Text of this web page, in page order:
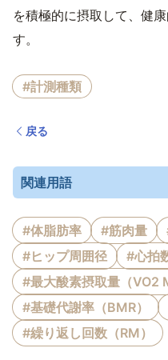
を積極的に摂取して、健
す。
#計測種類
戻る
関連用語
#体脂肪率 #筋肉量
#ヒップ周囲径
#心拍
#最大酸素摂取量（VO2
#基礎代謝率（BMR）
#繰り返し回数（RM）